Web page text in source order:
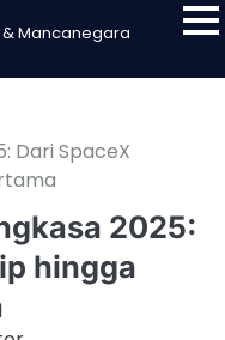
& Mancanegara
Dari SpaceX
2025:
hingga